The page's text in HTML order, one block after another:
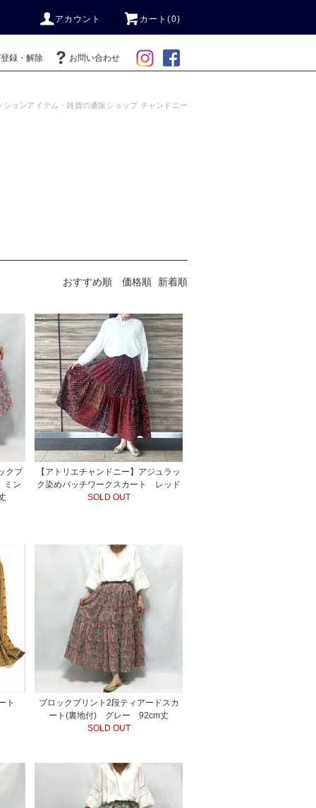
アカウント カート(0)
録・解除 お問い合わせ
ションアイテム・雑貨の通販ショップ チャンドニー
おすすめ順 価格順 新着順
クプ
ミン
【アトリエチャンドニー】アジュラッ
ク染めパッチワークスカート レッド
SOLD OUT
ト
ブロックプリント2段ティアードスカ
ート(裏地付) グレー 92cm丈
SOLD OUT